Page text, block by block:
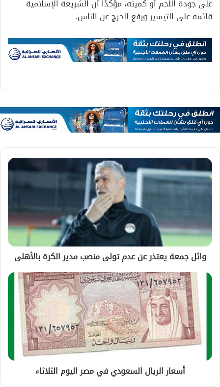
على جودة اللحم أو كميته، مؤكدًا أن الشريعة الإسلامية
قائمة على التيسير ورفع الحرج عن الناس.
وائل جمعة يعتذر عن عدم تولى منصب مدير الكرة بالأهلى
أسعار الريال السعودي في مصر اليوم الثلاثاء